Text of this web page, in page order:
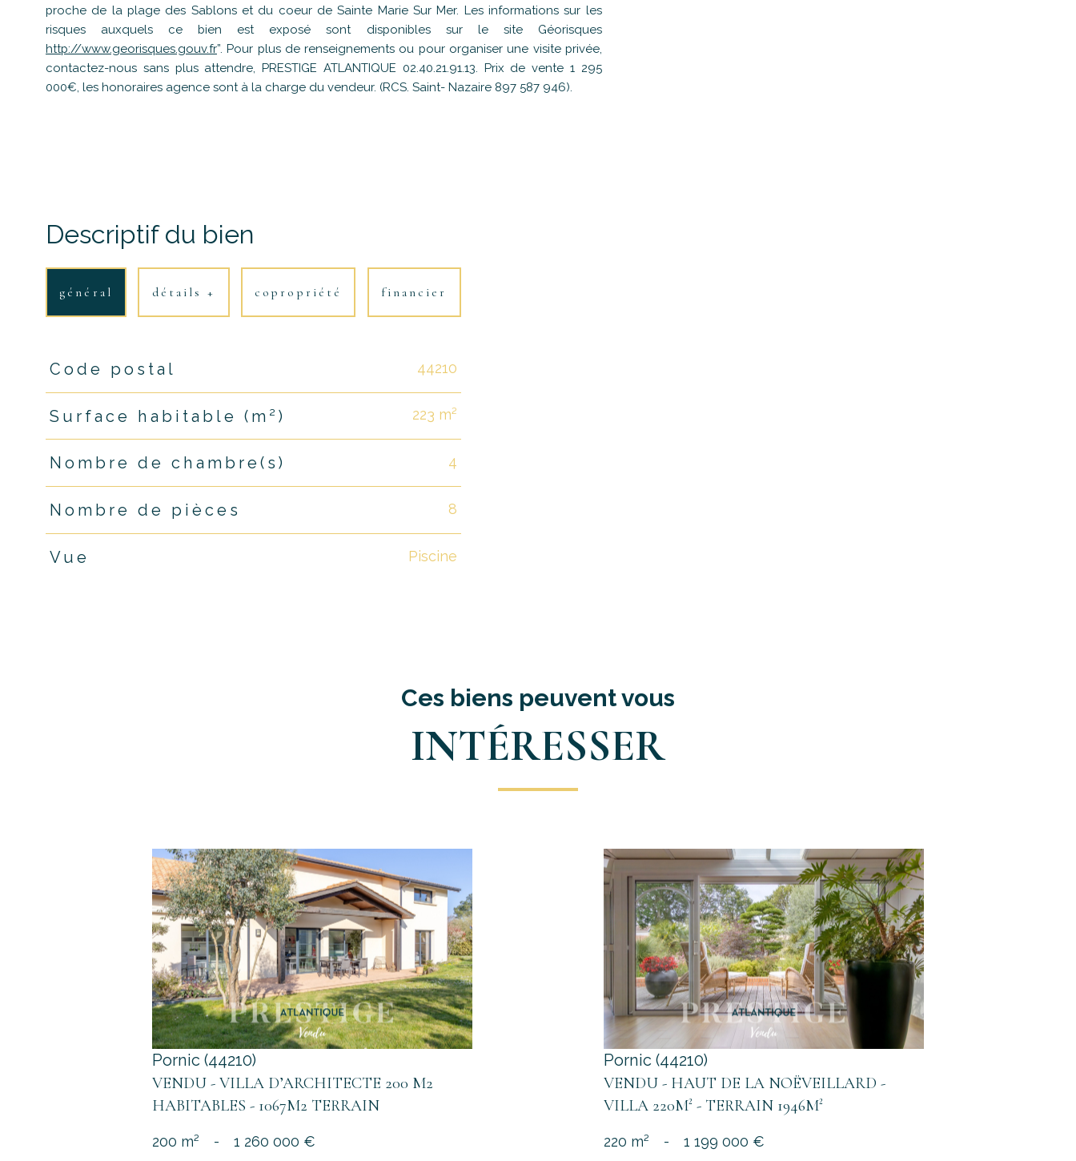
proche de la plage des Sablons et du coeur de Sainte Marie Sur Mer. Les informations sur les
risques auxquels ce bien est exposé sont disponibles sur le site Géorisques
http://www.georisques.gouv.fr”. Pour plus de renseignements ou pour organiser une visite privée,
contactez-nous sans plus attendre, PRESTIGE ATLANTIQUE 02.40.21.91.13. Prix de vente 1 295
000€, les honoraires agence sont à la charge du vendeur. (RCS. Saint- Nazaire 897 587 946).
Descriptif du bien
général détails + copropriété financier
TRAD_PAMPERO_Caracteristique
Code postal 44210
Surface habitable (m²) 223 m²
Nombre de chambre(s) 4
Nombre de pièces 8
Vue Piscine
Ces biens peuvent vous
INTÉRESSER
voir le bien
Pornic (44210)
VENDU - VILLA D’ARCHITECTE 200 M2
HABITABLES - 1067M2 TERRAIN
200 m² - 1 260 000 €
voir le bien
Pornic (44210)
VENDU - HAUT DE LA NOËVEILLARD -
VILLA 220M² - TERRAIN 1946M²
220 m² - 1 199 000 €